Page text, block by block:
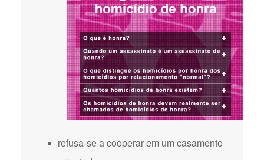
refusa-se a cooperar em um casamento